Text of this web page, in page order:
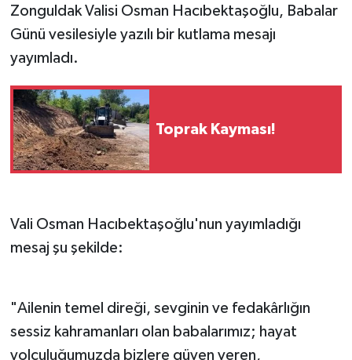
Zonguldak Valisi Osman Hacıbektaşoğlu, Babalar
Günü vesilesiyle yazılı bir kutlama mesajı
yayımladı.
Toprak Kayması!
Vali Osman Hacıbektaşoğlu'nun yayımladığı
mesaj şu şekilde:
"Ailenin temel direği, sevginin ve fedakârlığın
sessiz kahramanları olan babalarımız; hayat
yolculuğumuzda bizlere güven veren,